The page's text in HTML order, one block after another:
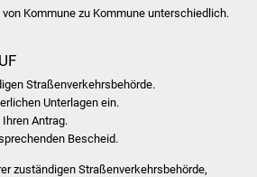
Schulentwicklung Bizet
Sanierung Bizethalle
Kommune zu Kommune unterschiedlich.
Straßenverkehrsbehörde.
Unterlagen ein.
Antrag.
Bescheid.
zuständigen Straßenverkehrsbehörde,